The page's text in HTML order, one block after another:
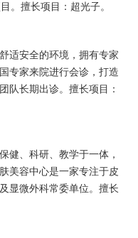
。擅长项目：超光子。
适安全的环境，拥有专家
专家来院进行会诊，打造
队长期出诊。擅长项目：
健、科研、教学于一体，
美容中心是一家专注于皮
显微外科常委单位。擅长